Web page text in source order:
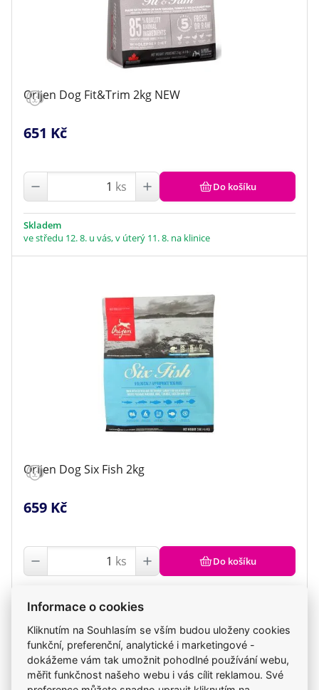
Orijen Dog Fit&Trim 2kg NEW
651 Kč
ks Do košíku
Skladem
ve středu 12. 8. u vás, v úterý 11. 8. na klinice
Orijen Dog Six Fish 2kg
659 Kč
ks Do košíku
Skladem
v pondělí 10. 8. u vás, dnes na klinice
Informace o cookies
Kliknutím na Souhlasím se vším budou uloženy cookies
funkční, preferenční, analytické i marketingové -
dokážeme vám tak umožnit pohodlné používání webu,
měřit funkčnost našeho webu i vás cílit reklamou. Své